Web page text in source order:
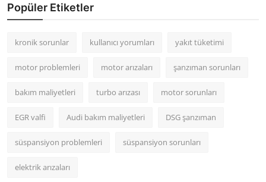
Popüler Etiketler
kronik sorunlar kullanıcı yorumları yakıt tüketimi
motor problemleri motor arızaları şanzıman sorunları
bakım maliyetleri turbo arızası motor sorunları
EGR valfi Audi bakım maliyetleri DSG şanzıman
süspansiyon problemleri süspansiyon sorunları
elektrik arızaları